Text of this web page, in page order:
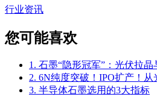
行业资讯
您可能喜欢
1. 石墨“隐形冠军”：光伏拉
2. 6N纯度突破！IPO扩产！
3. 半导体石墨选用的3大指标